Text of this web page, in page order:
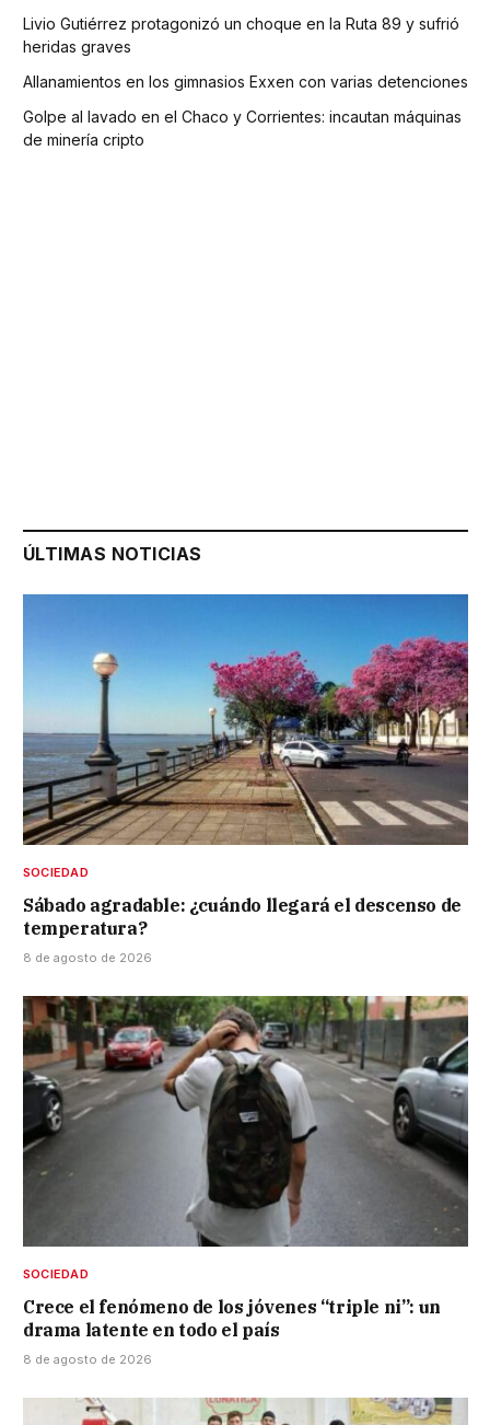
Livio Gutiérrez protagonizó un choque en la Ruta 89 y sufrió
heridas graves
Allanamientos en los gimnasios Exxen con varias detenciones
Golpe al lavado en el Chaco y Corrientes: incautan máquinas
de minería cripto
ÚLTIMAS NOTICIAS
SOCIEDAD
Sábado agradable: ¿cuándo llegará el descenso de
temperatura?
8 de agosto de 2026
SOCIEDAD
Crece el fenómeno de los jóvenes “triple ni”: un
drama latente en todo el país
8 de agosto de 2026